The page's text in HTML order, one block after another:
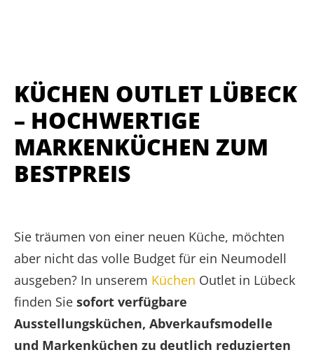
KÜCHEN OUTLET LÜBECK
– HOCHWERTIGE
MARKENKÜCHEN ZUM
BESTPREIS
Sie träumen von einer neuen Küche, möchten
aber nicht das volle Budget für ein Neumodell
ausgeben? In unserem Küchen Outlet in Lübeck
finden Sie sofort verfügbare
Ausstellungsküchen, Abverkaufsmodelle
und Markenküchen zu deutlich reduzierten